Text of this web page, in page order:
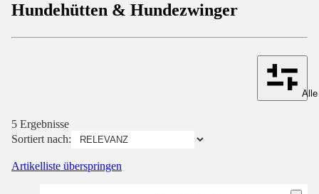
Hundehütten & Hundezwinger
5 Ergebnisse
Sortiert nach:
Artikelliste überspringen